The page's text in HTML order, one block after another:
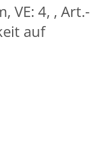
VE: 4, , Art.-
auf